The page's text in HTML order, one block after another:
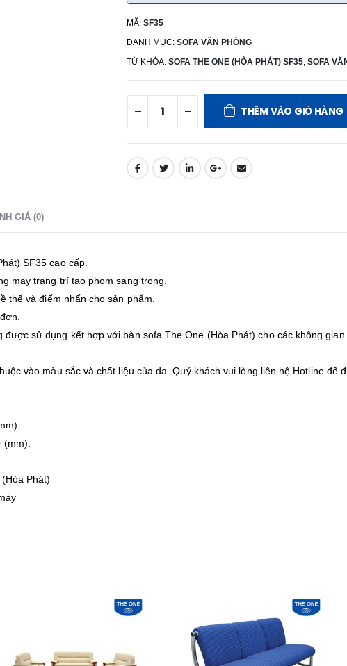
MÃ: SF35
DANH MỤC: SOFA VĂN PHÒNG
TỪ KHÓA: SOFA THE ONE (HÒA PHÁT) SF35 SOFA
THÊM VÀO GIỎ HÀNG
GIÁ (0)
SF35 cao cấp.
may trang trí tạo phom sang trọng.
thế và điểm nhấn cho sản phẩm.
sử dụng kết hợp với bàn sofa The One (Hòa Phát) cho các không
vào màu sắc và chất liệu của da. Quý khách vui lòng liên hệ Hotline để
Phát)